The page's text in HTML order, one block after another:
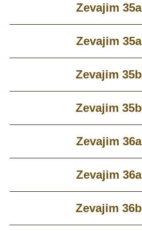
Zevajim 35a
Zevajim 35a
Zevajim 35b
Zevajim 35b
Zevajim 36a
Zevajim 36a
Zevajim 36b